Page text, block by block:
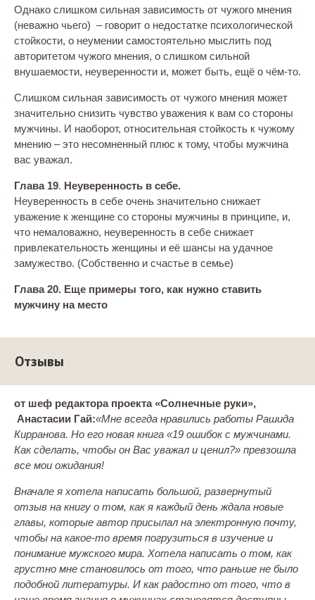
Однако слишком сильная зависимость от чужого мнения
(неважно чьего) – говорит о недостатке психологической
стойкости, о неумении самостоятельно мыслить под
авторитетом чужого мнения, о слишком сильной
внушаемости, неуверенности и, может быть, ещё о чём-то.
Слишком сильная зависимость от чужого мнения может
значительно снизить чувство уважения к вам со стороны
мужчины. И наоборот, относительная стойкость к чужому
мнению – это несомненный плюс к тому, чтобы мужчина
вас уважал.
Глава 19. Неуверенность в себе.
Неуверенность в себе очень значительно снижает
уважение к женщине со стороны мужчины в принципе, и,
что немаловажно, неуверенность в себе снижает
привлекательность женщины и её шансы на удачное
замужество. (Собственно и счастье в семье)
Глава 20. Еще примеры того, как нужно ставить
мужчину на место
Отзывы
от шеф редактора проекта «Солнечные руки»,
Анастасии Гай:«Мне всегда нравились работы Рашида
Кирранова. Но его новая книга «19 ошибок с мужчинами.
Как сделать, чтобы он Вас уважал и ценил?» превзошла
все мои ожидания!
Вначале я хотела написать большой, развернутый
отзыв на книгу о том, как я каждый день ждала новые
главы, которые автор присылал на электронную почту,
чтобы на какое-то время погрузиться в изучение и
понимание мужского мира. Хотела написать о том, как
грустно мне становилось от того, что раньше не было
подобной литературы. И как радостно от того, что в